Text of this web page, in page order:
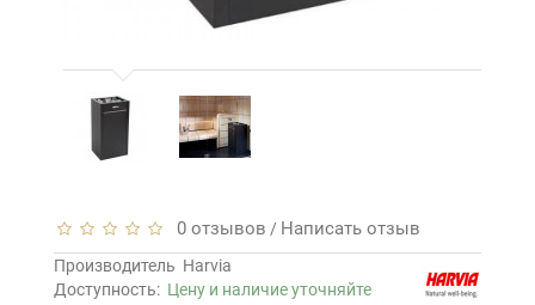
0 отзывов / Написать отзыв
Производитель Harvia
Доступность: Цену и наличие уточняйте